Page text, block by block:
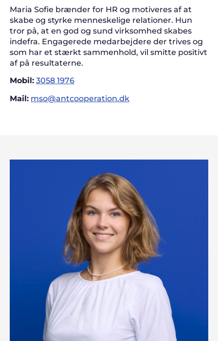
Maria Sofie brænder for HR og motiveres af at
skabe og styrke menneskelige relationer. Hun
tror på, at en god og sund virksomhed skabes
indefra. Engagerede medarbejdere der trives og
som har et stærkt sammenhold, vil smitte positivt
af på resultaterne.
Mobil: 3058 1976
Mail: mso@antcooperation.dk